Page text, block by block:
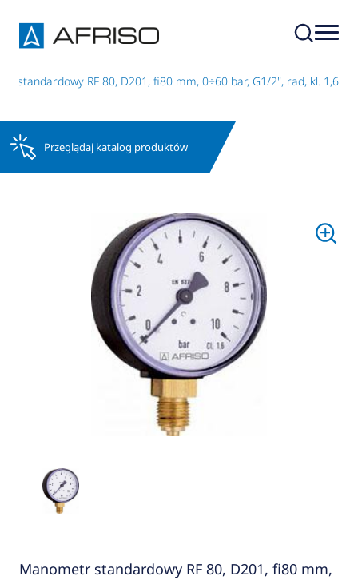
standardowy RF 80, D201, fi80 mm, 0÷60 bar, G1/2", rad, kl. 1,6
Przeglądaj katalog produktów
Manometr standardowy RF 80, D201, fi80 mm,